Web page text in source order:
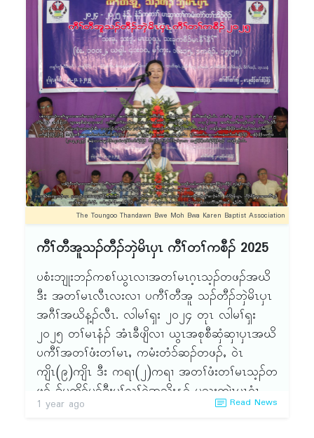
ခိၣ်နၢ်မၤတ့ၢ်တၢ် တဖၣ်လၢအမ့ၢ် (၁) သရၣ်မုၣ်အဲၣ်က
ပြုၢ်ဖီ (ကီၢ်နဲၣ်ရွဲၣ်သဃဲၤမၤတ့ၢ်တၢ်) (၂)သရၣ်မုၣ်အ့
ဖြ့ၣ်ထူ (ကီၢ်ပိ၁်မုၣ်ဝဲၤကျိၤၦၤနဲၣ်တၢ်) (၃)ဖှိၣ်စၢၤ-ဘၢ
ကၢၣ် (ဒံမီးဆိၣ်ကဝီၤနဲၣ်ရွဲၣ်) သ့ၣ်တဖၣ် န့ၣ်လီၤ. စံၣ်
ညီၣ်အၢၣ်လီၤပ၁်ဂၢၢ်ပ၁်ကျၢၤဝဲ ဃုထၢထီၣ်ခိၣ်နၢ်သီက
မံးတံ၁်ခိၣ် သရၣ်မုၣ်လ့ဒယၢၣ်အလီၢ် ဃုထၢထီၣ်ဝဲ သ
ရၣ်ဒိၣ်ဘီရိတဘျီဃီ ဒ်အမ့ၢ်တိ၁်လီၤကမံးတံ၁်ခိၣ် န့ၣ်
လီၤ. စဲးစ့ခိၣ်ဖှိၣ်စၢၤစိဖီအလီၢ် ဃုထၢ ထီၣ်ဝဲသရၣ်မုၣ်
မ့ၤစၣ်ဒၣ်ကၠီၣ် လၢစဲးစ့ခိၣ်အလီၢ်ဒီး ဃုထၢထီၣ်သရၣ်
မုၣ်သ့သူၣ်စၣ်ဒ် ၦၤစဲးစ့အသီတဂၤ အသိးန့ၣ်လီၤ. ဃု
ထၢအါထီၣ် ကီၢ်ၦၤဖီၣ်စရီလၢအမ့ၢ်သရၣ်ဟဲၣ်ရံၣ်လ့
(B.T.S အတီၢ်ကီၢ် လံ၁်စီဆှံကၠိ) န့ၣ်လီၤ. သးစၢ်ဝဲၤ
ကျိၤၦၤနဲၣ်တၢ်ကမ့ၢ်ဝဲဒၣ်သရၣ်ဆၣ်အဲၣ်ကလု၁်ဒီး ၦၤ
နဲၣ်တၢ်စၢၤကမ့ၢ်ဝဲဒၣ်သရၣ်အါစဲးထူ စးထီၣ်
(၂ဝ၂၅-၂ဝ၂၇) နံၣ်သၢနံၣ်အခီၣ်ထံးတဝီ န့ၣ်လီၤ. တၢ်
ဘၣ်ထွဲတုၤအိၣ်လိ၁်သးဝဲၤကျိၤၦၤနဲၣ်တၢ် မ့ၢ်ဝဲဒၣ် သ
ရၣ်အဲၣ်ဆိဝါ စးထီၣ် (၂ဝ၂၅-၂ဝ၂၇) နံၣ်သၢနံၣ်အခီၣ်
ထံးတဝီန့ၣ်လီၤ. ပိ၁်ခွါဝဲကျိၤ ၦၤနဲၣ်တၢ်ကမ့ၢ်ဝဲ ဒၣ်သ
ရၣ်ဆွ့ၣ်ကၠီၣ်စးထီၣ် (၂ဝ၂၅-၂ဝ၂၇) နံၣ်သၢနံၣ်အခီၣ်
ထံးတဝီန့ၣ်လီၤ. ခရံ၁်ဖိ တၢ်ကူၣ်ဘၣ်ကူၣ်သ့ ဝဲကျိၤၦၤ
နဲၣ်တၢ်စၢၤကမ့ၢ်ဝဲသရၣ်မုၣ် သူလ့ၣ်ဖီဒီး ECCD မူဒါခိၣ်
ကမ့ၢ်ဝဲဒၣ် သရၣ်မုၣ်အဲၣ်ခုၣ်ၡံ စးထီၣ် (၂ဝ၂၅-၂ဝ၂၇)
The Toungoo Thandawn Bwe Moh Bwa Karen Baptist Association
ကီၢ်တီအူသၣ်တီၣ်ဘှဲမိၤၦၤ ကီၢ်တၢ်ကစီၣ် 2025
ပစံးဘျုးဘၣ်ကစၢ်ယွၤလၢအတၢ်မၤဂ့ၤသ့ၣ်တဖၣ်အဃိ
ဒီး အတၢ်မၤလီၤလးလၢ ပကီၢ်တီအူ သၣ်တီၣ်ဘှဲမိၤၦၤ
အဂီၢ်အဃိန့ၣ်လီၤ. လါမၢ်ၡး ၂ဝ၂၄ တုၤ လါမၢ်ၡး
၂ဝ၂၅ တၢ်မၤနံၣ် အံၤခီဖျိလၢ ယွၤအစုစီဆှံဆှၢၦၤအဃိ
ပကီၢ်အတၢ်ဖံးတၢ်မၤႇ ကမံးတံ၁်ဆၣ်တဖၣ်ႇ ဝဲၤ
ကျိၤ(၉)ကျိၤ ဒီး ကရၢ(၂)ကရၢ အတၢ်ဖံးတၢ်မၤသ့ၣ်တ
ဖၣ် ဒ်ပတိ၁်ပ၁်ဒီးမုၢ်လၢ်ဝဲအသိးန့ၣ် ပသုးကျဲၤမၤဝံၤ
ဘၣ်အီၤ ဂ့ၤဂ့ၤဘၣ်ဘၣ်န့ၣ်လီၤ. ပမ့ၢ်တသုးကျဲၤမၤဘၣ်
1 year ago Read News